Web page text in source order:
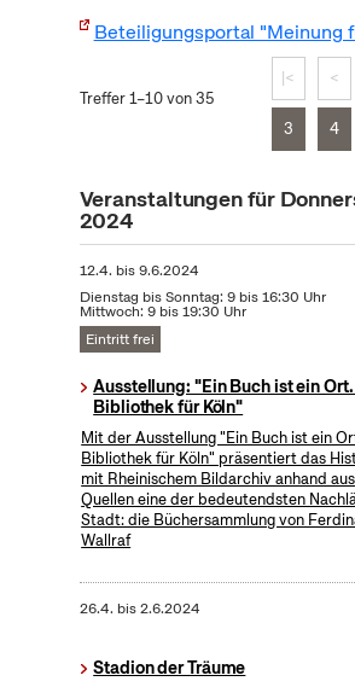
Beteiligungsportal "Meinung
Treffer 1–10 von 35
|< <
3 4
Veranstaltungen für
2024
12.4. bis9.6.2024
Dienstag bis Sonntag: 9 bis 16:30 Uhr
Mittwoch: 9 bis 19:30 Uhr
Eintritt frei
Ausstellung: "Ein Buch ist ein
Bibliothek für Köln"
Mit der Ausstellung "Ein Buch ist ein
Bibliothek für Köln" präsentiert das
mit Rheinischem Bildarchiv anhand
Quellen eine der bedeutendsten
Stadt: die Büchersammlung von
Wallraf
26.4. bis2.6.2024
Stadion der Träume